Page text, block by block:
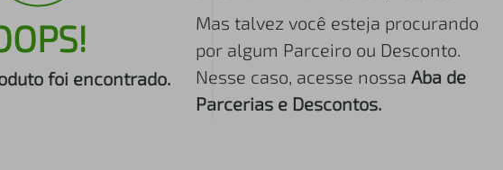
foi encontrado.
Mas talvez você esteja procurando
por algum Parceiro ou Desconto.
Nesse caso, acesse nossa Aba de
Parcerias e Descontos.